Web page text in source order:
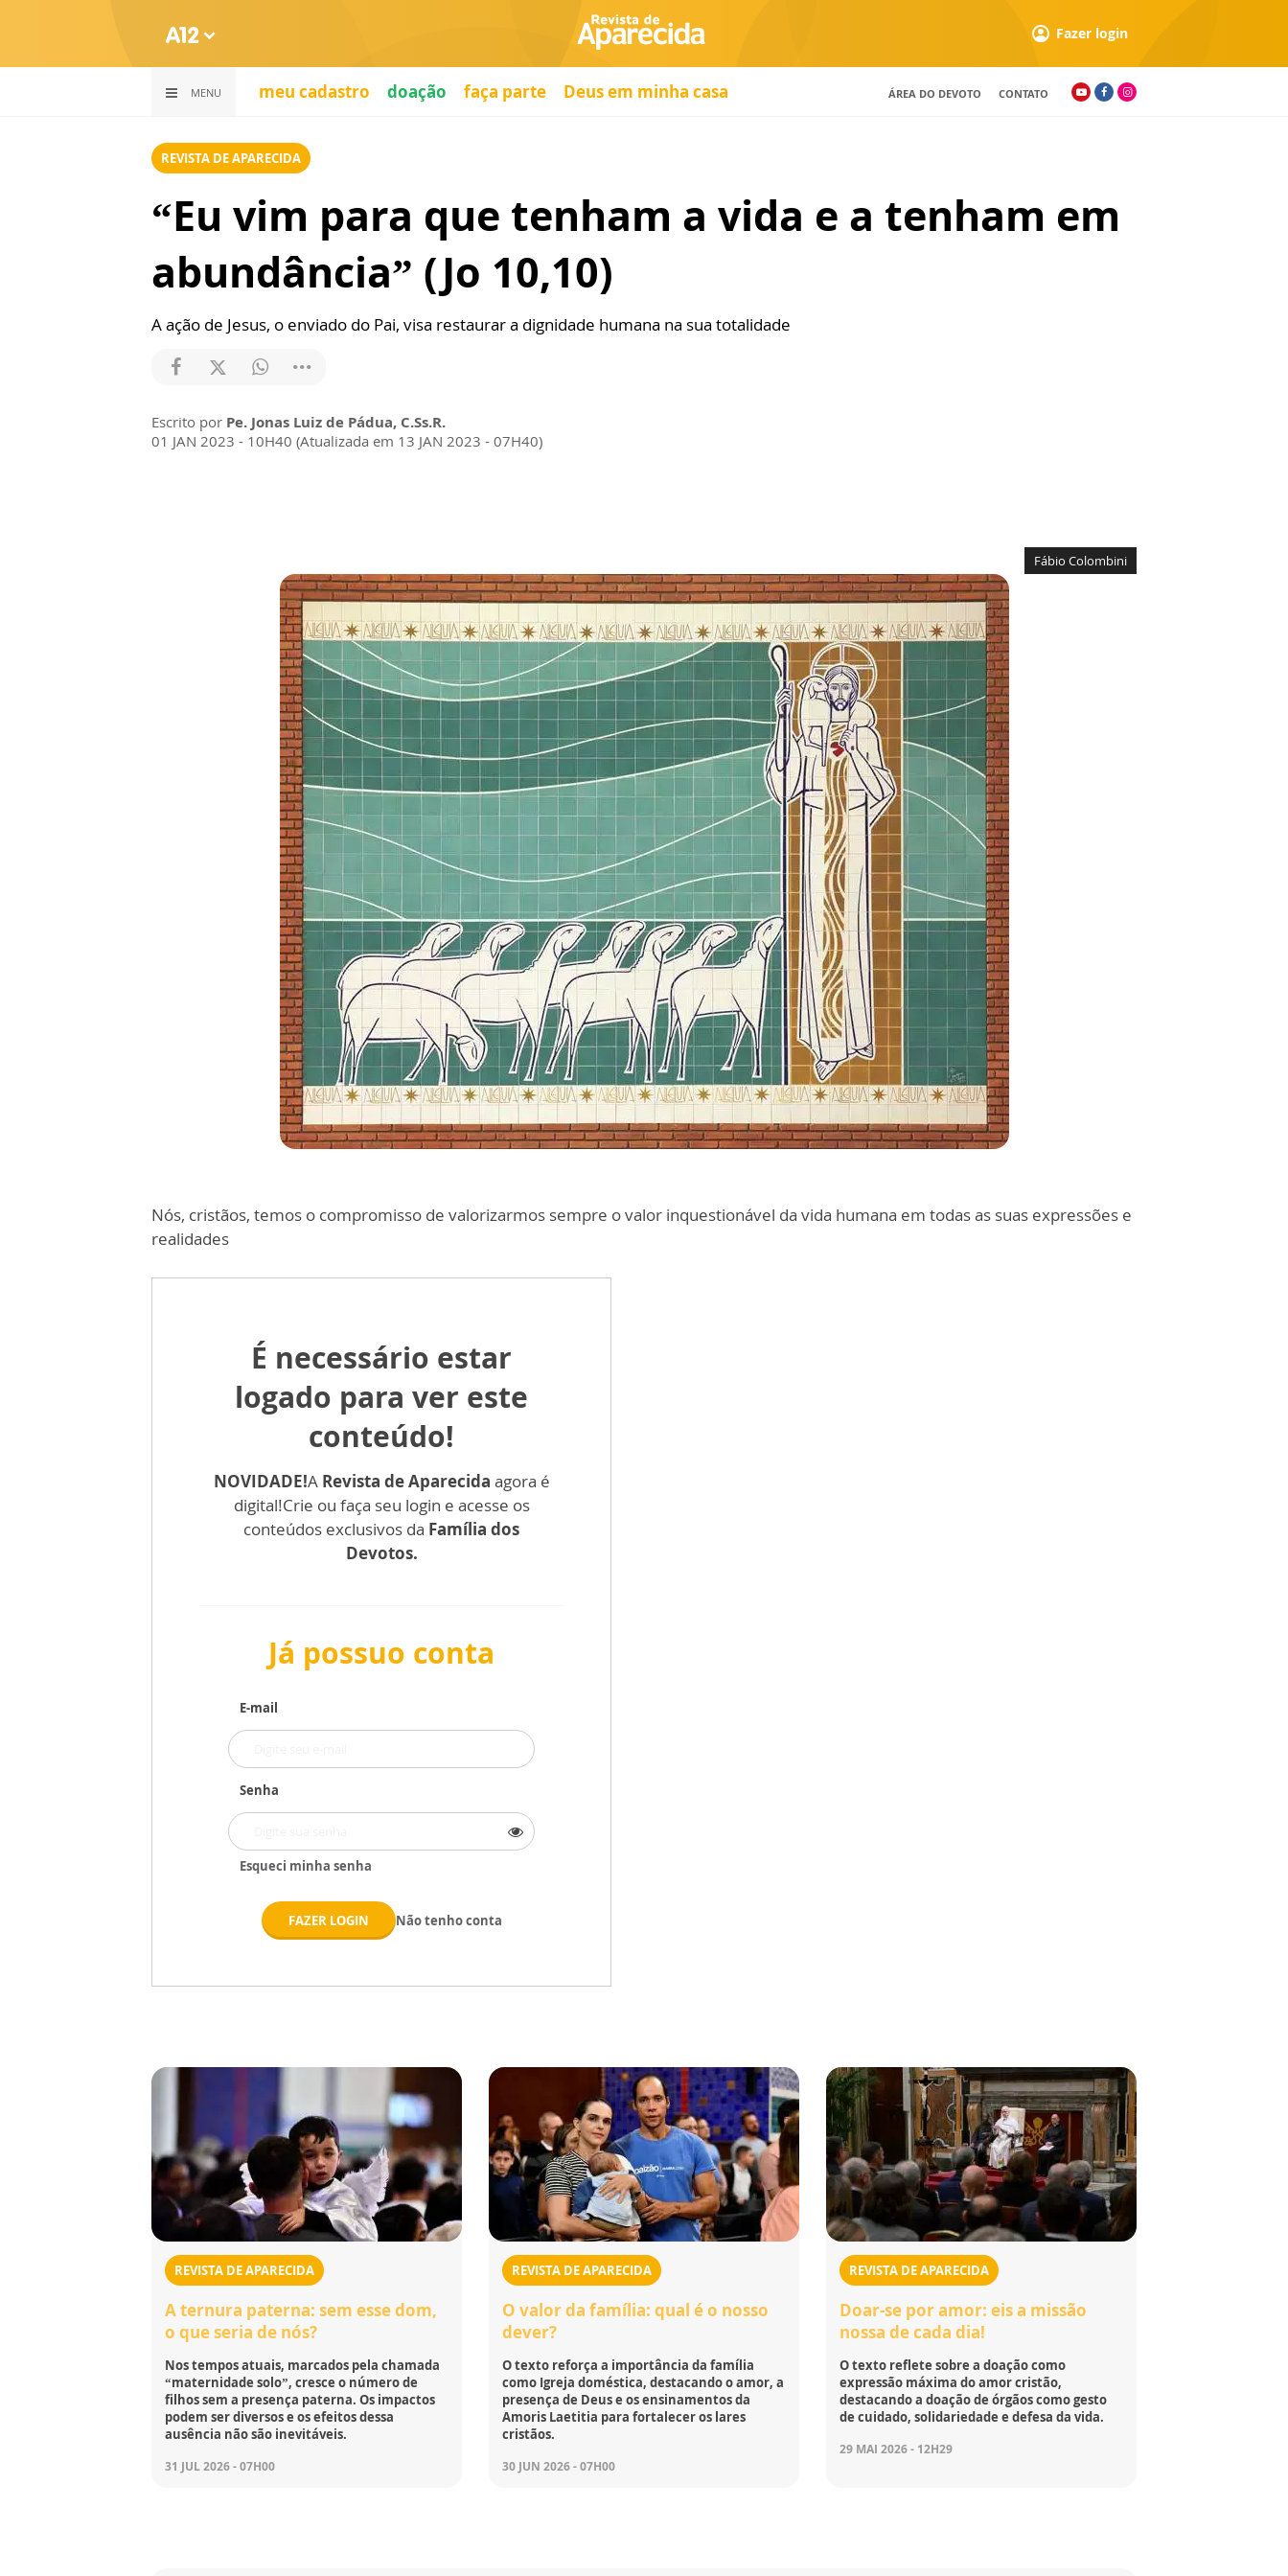
Fazer login
MENU meu cadastro doação faça parte Deus em minha casa ÁREA DO DEVOTO CONTATO
REVISTA DE APARECIDA
“Eu vim para que tenham a vida e a tenham em
abundância” (Jo 10,10)
A ação de Jesus, o enviado do Pai, visa restaurar a dignidade humana na sua totalidade
Escrito por Pe. Jonas Luiz de Pádua, C.Ss.R.
01 JAN 2023 - 10H40 (Atualizada em 13 JAN 2023 - 07H40)
Fábio Colombini
Nós, cristãos, temos o compromisso de valorizarmos sempre o valor inquestionável da vida humana em todas as suas expressões e
realidades
É necessário estar
logado para ver este
conteúdo!
NOVIDADE!A Revista de Aparecida agora é
digital!Crie ou faça seu login e acesse os
conteúdos exclusivos da Família dos
Devotos.
Já possuo conta
E-mail
Senha
Esqueci minha senha
FAZER LOGIN Não tenho conta
REVISTA DE APARECIDA
A ternura paterna: sem esse dom,
o que seria de nós?
Nos tempos atuais, marcados pela chamada
“maternidade solo”, cresce o número de
filhos sem a presença paterna. Os impactos
podem ser diversos e os efeitos dessa
ausência não são inevitáveis.
31 JUL 2026 - 07H00
REVISTA DE APARECIDA
O valor da família: qual é o nosso
dever?
O texto reforça a importância da família
como Igreja doméstica, destacando o amor, a
presença de Deus e os ensinamentos da
Amoris Laetitia para fortalecer os lares
cristãos.
30 JUN 2026 - 07H00
REVISTA DE APARECIDA
Doar-se por amor: eis a missão
nossa de cada dia!
O texto reflete sobre a doação como
expressão máxima do amor cristão,
destacando a doação de órgãos como gesto
de cuidado, solidariedade e defesa da vida.
29 MAI 2026 - 12H29